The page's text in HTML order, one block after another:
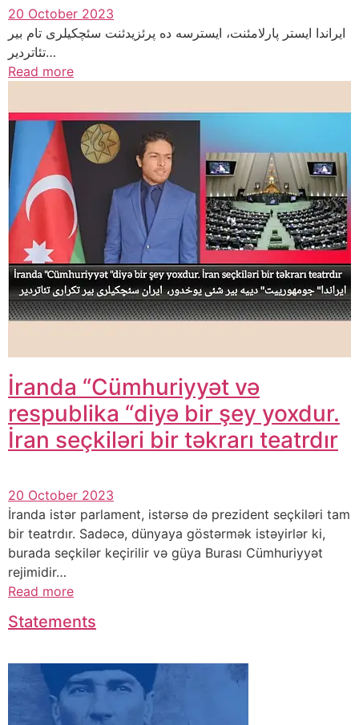
20 October 2023
ایراندا ایستر پارلامئنت، ایسترسه ده پرئزیدئنت سئچکیلری تام بیر
تئاتردیر…
Read more
İranda “Cümhuriyyət və
respublika “diyə bir şey yoxdur.
İran seçkiləri bir təkrarı teatrdır
20 October 2023
İranda istər parlament, istərsə də prezident seçkiləri tam
bir teatrdır. Sadəcə, dünyaya göstərmək istəyirlər ki,
burada seçkilər keçirilir və güya Burası Cümhuriyyət
rejimidir…
Read more
Statements